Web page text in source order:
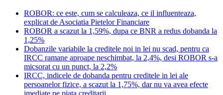
ROBOR: ce este, cum se calculeaza, ce il influenteaza,
explicat de Asociatia Pietelor Financiare
ROBOR a scazut la 1,59%, dupa ce BNR a redus dobanda la
1,25%
Dobanzile variabile la creditele noi in lei nu scad, pentru ca
IRCC ramane aproape neschimbat, la 2,4%, desi ROBOR s-a
micsorat cu un punct, la 2,2%
IRCC, indicele de dobanda pentru creditele in lei ale
persoanelor fizice, a scazut la 1,75%, dar nu va avea efecte
imediate pe piata creditarii